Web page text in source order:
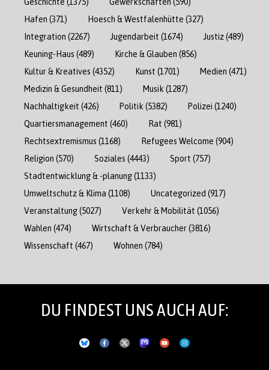
Hafen (371) Hoesch & Westfalenhütte (327)
Integration (2267) Jugendarbeit (1674) Justiz(489)
Keuning-Haus (489) Kirche & Glauben (856)
Kultur & Kreatives (4352) Kunst (1701) Medien (471)
Medizin & Gesundheit (811) Musik (1287)
Nachhaltigkeit (426) Politik (5382) Polizei (1240)
Quartiersmanagement (460) Rat (981)
Rechtsextremismus (1168) Refugees Welcome (904)
Religion (570) Soziales (4443) Sport (757)
Stadtentwicklung & -planung(1133)
Umweltschutz & Klima (1108) Uncategorized (917)
Veranstaltung(5027) Verkehr & Mobilität (1056)
Wahlen (474) Wirtschaft & Verbraucher(3816)
Wissenschaft (467) Wohnen (784)
DU FINDEST UNS AUCH AUF: